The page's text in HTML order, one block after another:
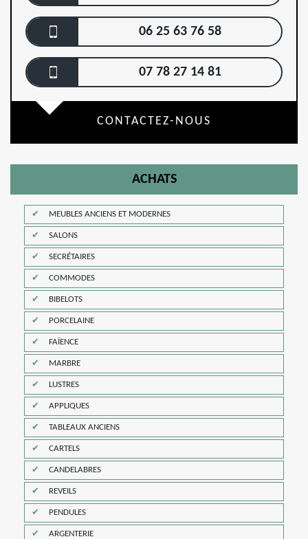
06 25 63 76 58
07 78 27 14 81
CONTACTEZ-NOUS
ACHATS
MEUBLES ANCIENS ET MODERNES
SALONS
SECRÉTAIRES
COMMODES
BIBELOTS
PORCELAINE
FAÏENCE
MARBRE
LUSTRES
APPLIQUES
TABLEAUX ANCIENS
CARTELS
CANDELABRES
REVEILS
PENDULES
ARGENTERIE